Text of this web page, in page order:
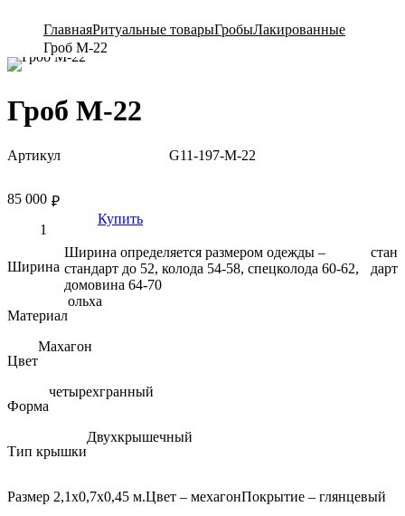
ГлавнаяРитуальные товарыГробыЛакированные
Гроб М-22
Гроб М-22
Артикул G11-197-M-22
₽
85 000
Купить
Ширина
Ширина определяется размером одежды –
стандарт до 52, колода 54-58, спецколода 60-62,
домовина 64-70
стан
дарт
Материал
ольха
Цвет
Махагон
Форма
четырехгранный
Тип крышки
Двухкрышечный
Размер 2,1х0,7х0,45 м.Цвет – мехагонПокрытие – глянцевый